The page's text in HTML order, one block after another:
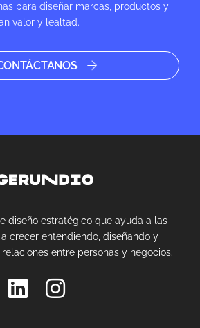
para diseñar marcas, productos y
valor y lealtad.
diseño estratégico que ayuda a las
crecer entendiendo, diseñando y
entre personas y negocios.